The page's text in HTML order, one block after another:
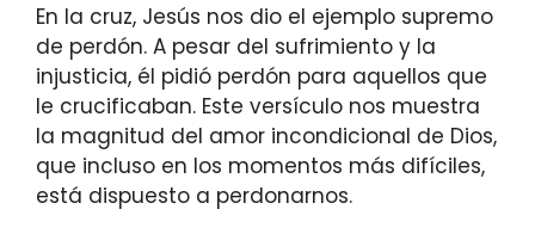
En la cruz, Jesús nos dio el ejemplo supremo
de perdón. A pesar del sufrimiento y la
injusticia, él pidió perdón para aquellos que
le crucificaban. Este versículo nos muestra
la magnitud del amor incondicional de Dios,
que incluso en los momentos más difíciles,
está dispuesto a perdonarnos.